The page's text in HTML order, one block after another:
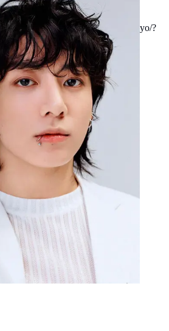
posisi pertama di Billboard Hot
layar Instagram
p/Cu50qU6POyo/?